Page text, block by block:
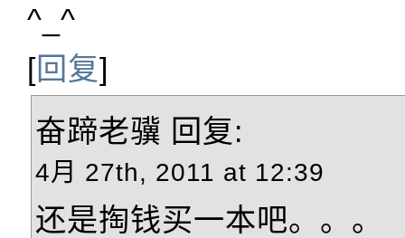
^_^
[回复]
奋蹄老骥 回复:
4月 27th, 2011 at 12:39
还是掏钱买一本吧。。。